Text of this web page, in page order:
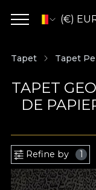
(€)
Tapet Tapet
TAPET
DE
Refine by 1